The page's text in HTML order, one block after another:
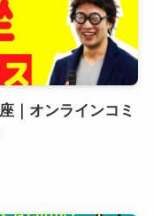
｜オンラインコミ